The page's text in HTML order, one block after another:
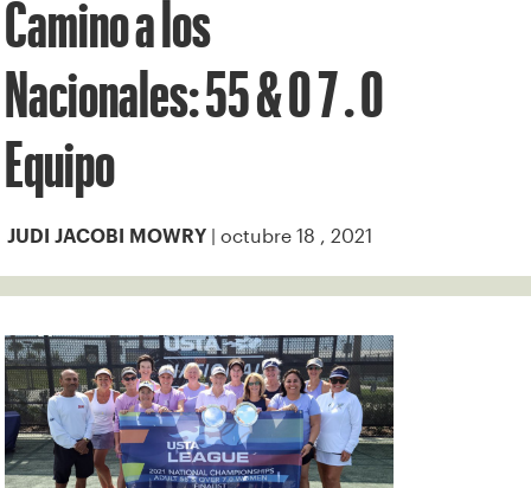
Camino a los
Nacionales: 55 & O 7 . 0
Equipo
JUDI JACOBI MOWRY | octubre 18 , 2021